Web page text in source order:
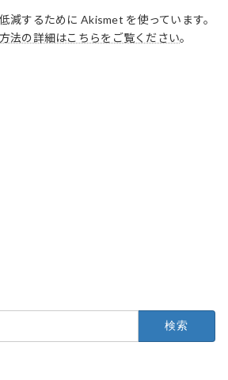
減するために Akismet を使っています。
法の詳細はこちらをご覧ください。